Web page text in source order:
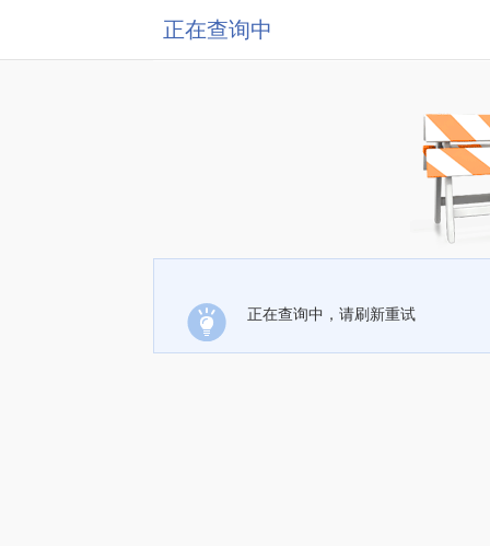
正在查询中
正在查询中，请刷新重试